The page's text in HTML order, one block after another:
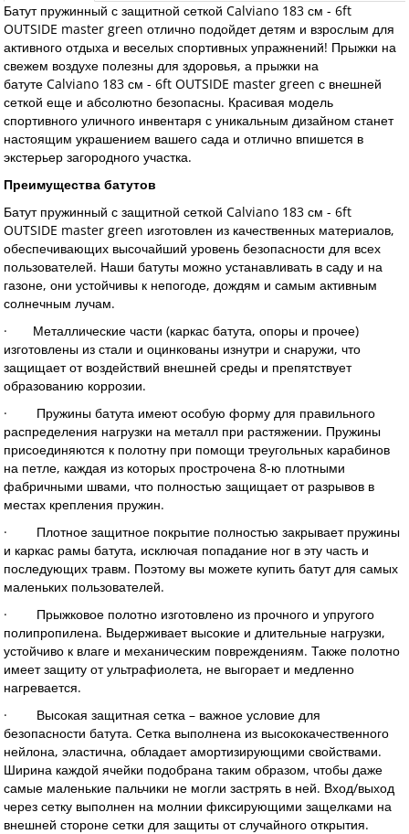
Батут пружинный с защитной сеткой Calviano 183 см - 6ft
OUTSIDE master green отлично подойдет детям и взрослым для
активного отдыха и веселых спортивных упражнений! Прыжки на
свежем воздухе полезны для здоровья, а прыжки на
батуте Calviano 183 см - 6ft OUTSIDE master green с внешней
сеткой еще и абсолютно безопасны. Красивая модель
спортивного уличного инвентаря с уникальным дизайном станет
настоящим украшением вашего сада и отлично впишется в
экстерьер загородного участка.
Преимущества батутов
Батут пружинный с защитной сеткой Calviano 183 см - 6ft
OUTSIDE master green изготовлен из качественных материалов,
обеспечивающих высочайший уровень безопасности для всех
пользователей. Наши батуты можно устанавливать в саду и на
газоне, они устойчивы к непогоде, дождям и самым активным
солнечным лучам.
· Металлические части (каркас батута, опоры и прочее)
изготовлены из стали и оцинкованы изнутри и снаружи, что
защищает от воздействий внешней среды и препятствует
образованию коррозии.
· Пружины батута имеют особую форму для правильного
распределения нагрузки на металл при растяжении. Пружины
присоединяются к полотну при помощи треугольных карабинов
на петле, каждая из которых прострочена 8-ю плотными
фабричными швами, что полностью защищает от разрывов в
местах крепления пружин.
· Плотное защитное покрытие полностью закрывает пружины
и каркас рамы батута, исключая попадание ног в эту часть и
последующих травм. Поэтому вы можете купить батут для самых
маленьких пользователей.
· Прыжковое полотно изготовлено из прочного и упругого
полипропилена. Выдерживает высокие и длительные нагрузки,
устойчиво к влаге и механическим повреждениям. Также полотно
имеет защиту от ультрафиолета, не выгорает и медленно
нагревается.
· Высокая защитная сетка – важное условие для
безопасности батута. Сетка выполнена из высококачественного
нейлона, эластична, обладает амортизирующими свойствами.
Ширина каждой ячейки подобрана таким образом, чтобы даже
самые маленькие пальчики не могли застрять в ней. Вход/выход
через сетку выполнен на молнии фиксирующими защелками на
внешней стороне сетки для защиты от случайного открытия.